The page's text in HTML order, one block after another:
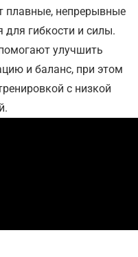
плавные, непрерывные
для гибкости и силы.
улучшить
и баланс, при этом
с низкой